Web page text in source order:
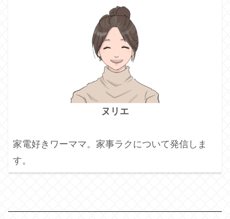
ヌリエ
家電好きワーママ。家事ラクについて発信しま
す。